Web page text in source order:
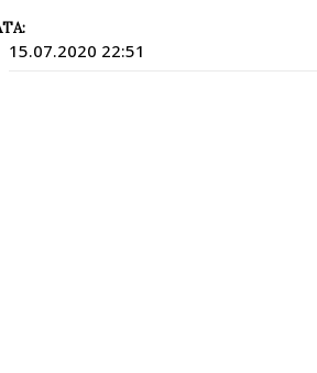
15.07.2020 22:51